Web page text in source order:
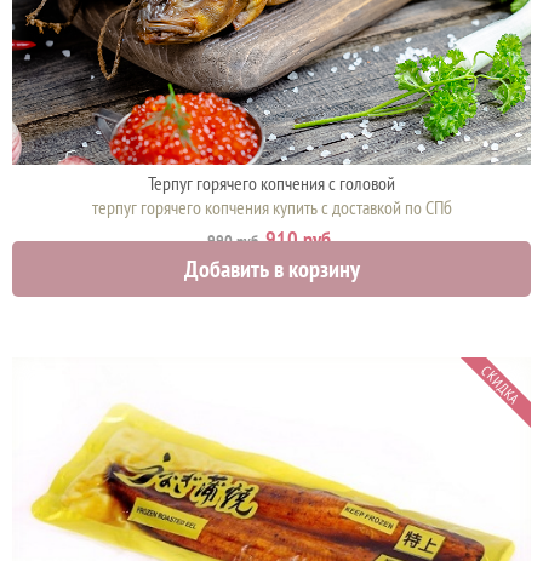
Терпуг горячего копчения с головой
терпуг горячего копчения купить с доставкой по СПб
990 руб.910 руб.
Добавить в корзину
СКИДКА